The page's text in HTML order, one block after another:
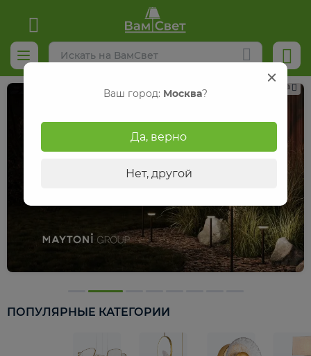
Реклама
ПОПУЛЯРНЫЕ КАТЕГОРИИ
Ваш город: Москва?
Да, верно
Нет, другой